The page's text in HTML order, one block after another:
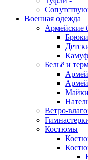
Военная одежда
Армейские
Бельё и
Ветро-
Костюмы